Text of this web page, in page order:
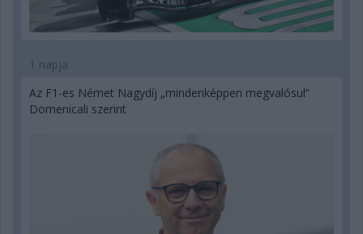
1 napja
Az F1-es Német Nagydíj „mindenképpen megvalósul”
Domenicali szerint